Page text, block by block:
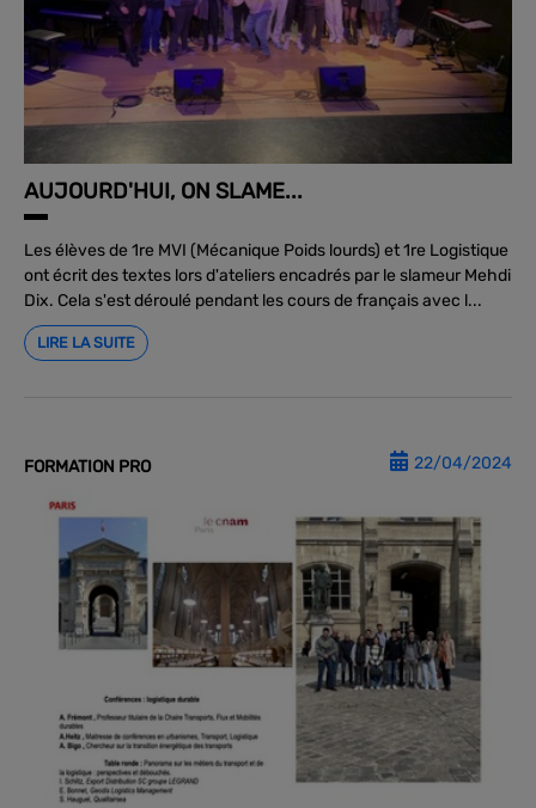
AUJOURD'HUI, ON SLAME...
Les élèves de 1re MVI (Mécanique Poids lourds) et 1re Logistique
ont écrit des textes lors d'ateliers encadrés par le slameur Mehdi
Dix. Cela s'est déroulé pendant les cours de français avec l...
LIRE LA SUITE
FORMATION PRO 22/04/2024